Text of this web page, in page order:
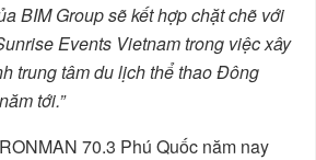
BIM Group sẽ kết hợp chặt chẽ với
Events Vietnam trong việc xây
trung tâm du lịch thể thao Đông
tới.”
70.3 Phú Quốc năm nay